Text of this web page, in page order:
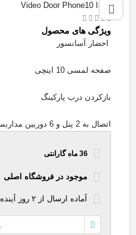
Video Door Phone10 Inch
ویژگی های محصول
احضار آسانسور
صفحه لمسی 10 اینچی
بازکردن درب پارکینگ
اتصال به 2 پنل و 6 دوربین مداربسته
36 ماه گارانتی
موجود در فروشگاه اصلی
آماده ارسال از۲ روز آینده